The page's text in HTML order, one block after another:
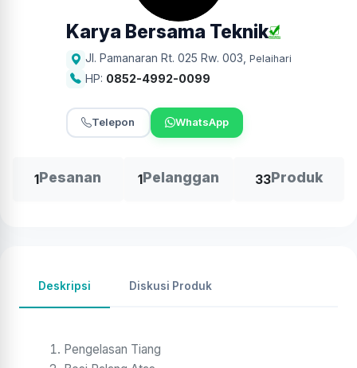
Karya Bersama Teknik
Jl. Pamanaran Rt. 025 Rw. 003 Pelaihari
HP: 0852-4992-0099
Telepon WhatsApp
1Pesanan 1Pelanggan 33Produk
Deskripsi Diskusi Produk
Pengelasan Tiang